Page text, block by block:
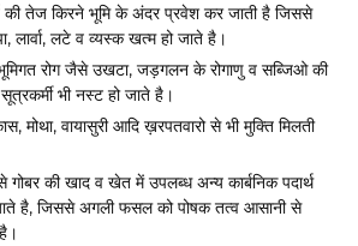
की तेज किरने भूमि के अंदर प्रवेश कर जाती है जिससे
लार्वा, लटे व व्यस्क खत्म हो जाते है ।
रोग जैसे उखटा, जड़गलन के रोगाणु व सब्जिओ की
भी नस्ट हो जाते है ।
मोथा, वायासुरी आदि ख़रपतवारो से भी मुक्ति मिलती
गोबर की खाद व खेत में उपलब्ध अन्य कार्बनिक पदार्थ
है, जिससे अगली फसल को पोषक तत्व आसानी से
।